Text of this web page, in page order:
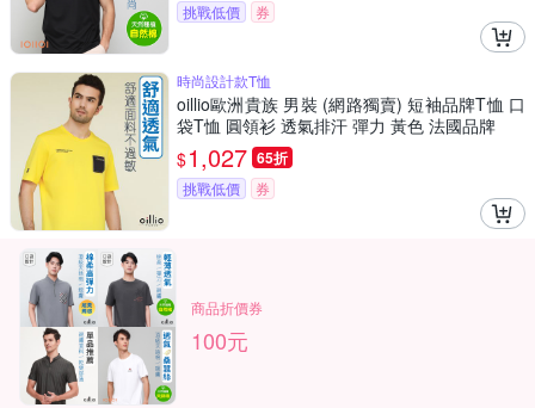
挑戰低價 券
時尚設計款T恤
oillio歐洲貴族 男裝 (網路獨賣) 短袖品牌T恤 口
袋T恤 圓領衫 透氣排汗 彈力 黃色 法國品牌
$1,027 65折
挑戰低價 券
商品折價券
100元